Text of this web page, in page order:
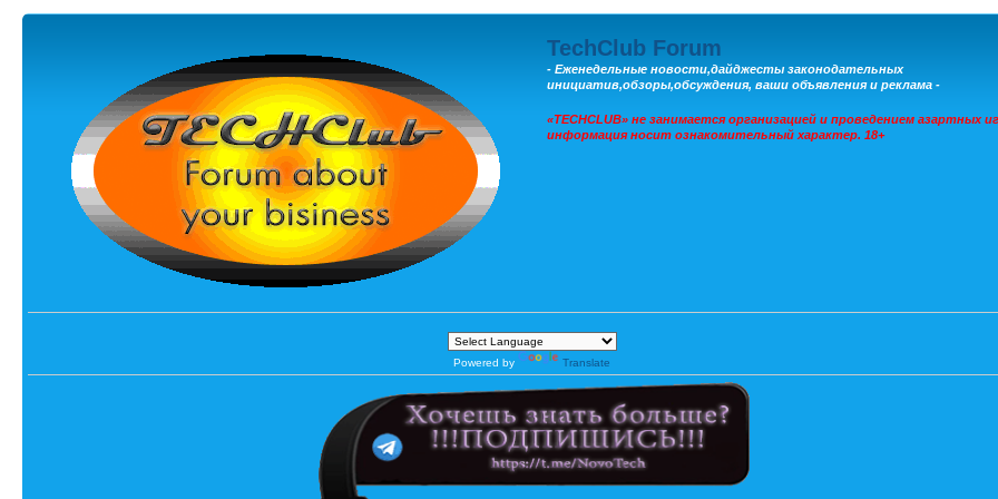
TechClub Forum
- Еженедельные новости,дайджесты законодательных
инициатив,обзоры,обсуждения, ваши объявления и реклама -
«TECHCLUB» не занимается организацией и проведением азартных
информация носит ознакомительный характер. 18+
Powered by Translate